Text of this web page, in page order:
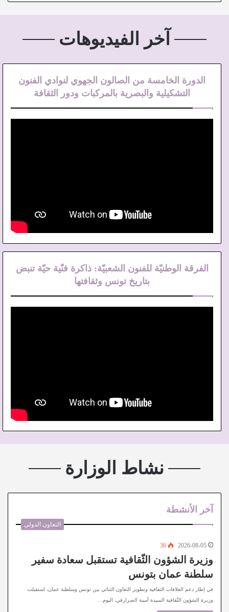
آخر الفيديوهات
الدورة الخامسة من الصالون الجهوي لنوادي الفنون
التشكيلية والبصرية بالمركبات ودور الثقافة
الفرقة الوطنيّة للفنون الشعبيّة: ذاكرة فنّية حيّة تنبض
بتاريخ تونس وثقافتها
نشاط الوزارة
آخر الأنشطة
التعاون الدولي
2026-08-05
36
وزيرة الشؤون الثّقافية تستقبل سعادة سفير
سلطنة عمان بتونس
في إطار دعم العلاقات الثقافية وتطوير التعاون الثنائي بين تونس وسلطنة عمان، استقبلت
وزيرة الشؤون الثّقافية السيدة أمينة الصرارفي، اليوم…